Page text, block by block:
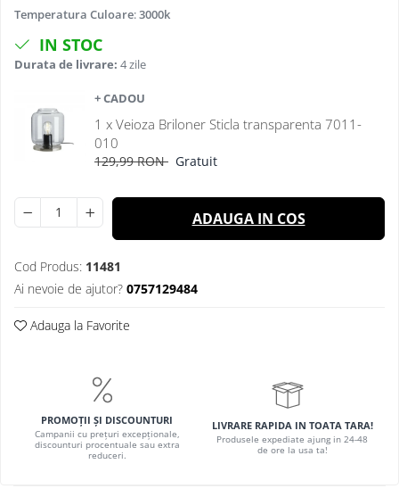
Temperatura Culoare:3000k
IN STOC
Durata de livrare: 4 zile
+ CADOU
1 x Veioza Briloner Sticla transparenta 7011-
010
129,99 RON Gratuit
ADAUGA IN COS
Cod Produs: 11481
Ai nevoie de ajutor? 0757129484
Adauga la Favorite
PROMOȚII ȘI DISCOUNTURI
Campanii cu prețuri excepționale,
discounturi procentuale sau extra
reduceri.
LIVRARE RAPIDA IN TOATA TARA!
Produsele expediate ajung in 24-48
de ore la usa ta!